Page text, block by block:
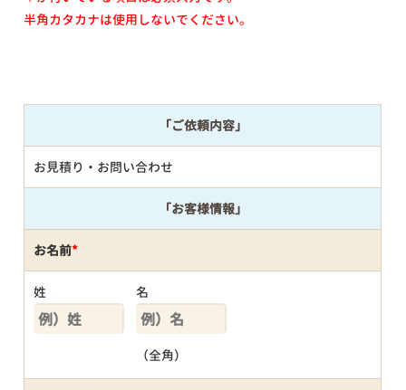
半角カタカナは使用しないでください。
「ご依頼内容」
お見積り・お問い合わせ
「お客様情報」
お名前*
姓 名
（全角）